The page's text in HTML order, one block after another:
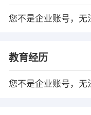
您不是企业账号，无
教育经历
您不是企业账号，无